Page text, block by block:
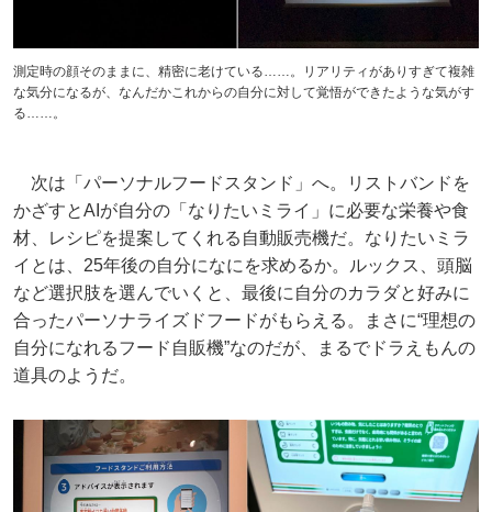
測定時の顔そのままに、精密に老けている……。リアリティがありすぎて複雑
な気分になるが、なんだかこれからの自分に対して覚悟ができたような気がす
る……。
次は「パーソナルフードスタンド」へ。リストバンドを
かざすとAIが自分の「なりたいミライ」に必要な栄養や食
材、レシピを提案してくれる自動販売機だ。なりたいミラ
イとは、25年後の自分になにを求めるか。ルックス、頭脳
など選択肢を選んでいくと、最後に自分のカラダと好みに
合ったパーソナライズドフードがもらえる。まさに“理想の
自分になれるフード自販機”なのだが、まるでドラえもんの
道具のようだ。